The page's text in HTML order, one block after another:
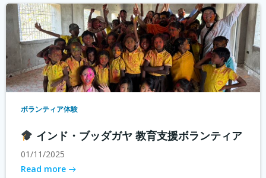
ボランティア体験
インド・ブッダガヤ 教育支援ボランティア
01/11/2025
Read more